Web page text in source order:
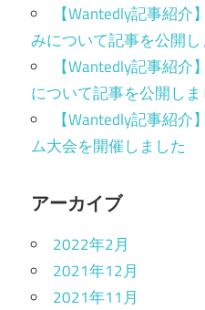
【Wantedly記事紹
みについて記事を公開し
【Wantedly記事紹
について記事を公開しま
【Wantedly記事紹
ム大会を開催しました
アーカイブ
2022年2月
2021年12月
2021年11月